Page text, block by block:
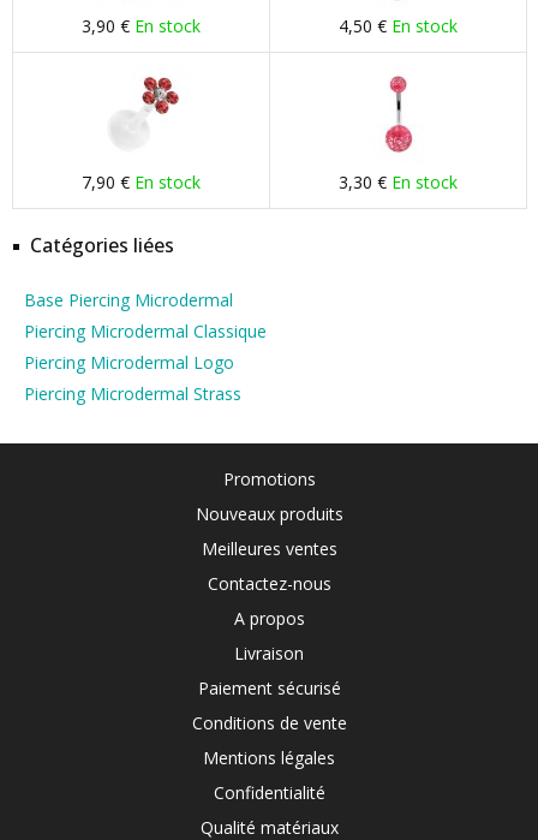
3,90 € En stock 4,50 € En stock
7,90 € En stock 3,30 € En stock
Catégories liées
Base Piercing Microdermal
Piercing Microdermal Classique
Piercing Microdermal Logo
Piercing Microdermal Strass
Promotions
Nouveaux produits
Meilleures ventes
Contactez-nous
A propos
Livraison
Paiement sécurisé
Conditions de vente
Mentions légales
Confidentialité
Qualité matériaux